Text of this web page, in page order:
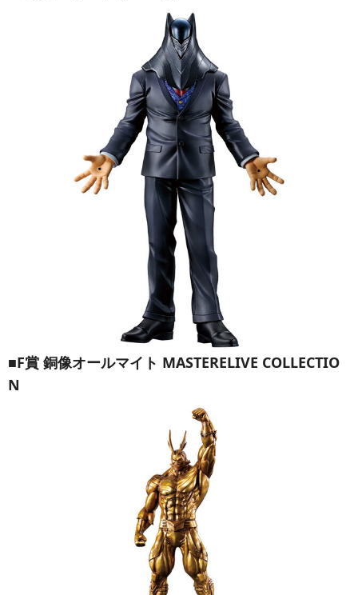
■F賞 銅像オールマイト MASTERELIVE COLLECTIO
N